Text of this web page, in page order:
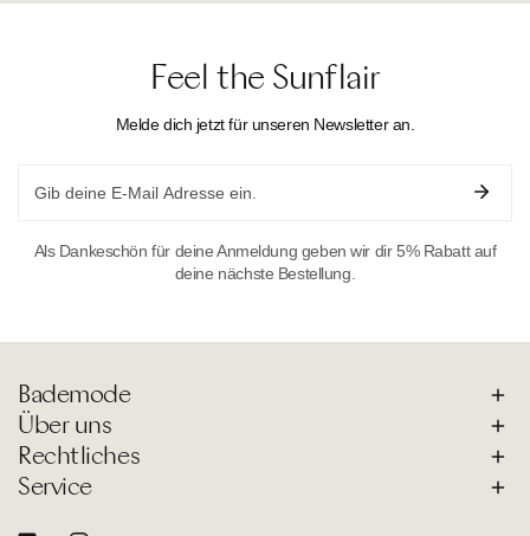
Feel the Sunflair
Melde dich jetzt für unseren Newsletter an.
Als Dankeschön für deine Anmeldung geben wir dir 5% Rabatt auf
deine nächste Bestellung.
Bademode
Über uns
Rechtliches
Service